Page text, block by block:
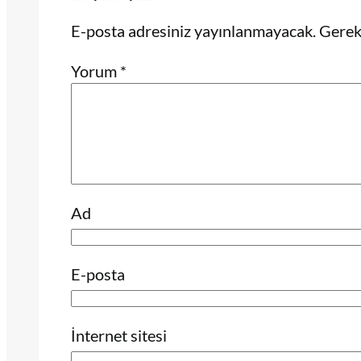
E-posta adresiniz yayınlanmayacak.
Yorum *
Ad
E-posta
İnternet sitesi